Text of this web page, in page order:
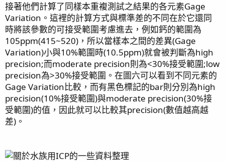
接著他們計算了同樣本重複測試之結果的各元素Gage
Variation。這裡的計算方式與標準差的不同在於它還同
時將該參數的可接受範圍考慮進去，例如鈣的範圍為
105ppm(415~520)，所以當樣本之間的差異(Gage
Variation)小與10%範圍時(10.5ppm)就會被判斷為high
precision;而moderate precision則為<30%接受範圍;low
precision為>30%接受範圍。在圖六可以看到不同元素的
Gage Variation比較，而有黑色標記的bar則分別為high
precision(10%接受範圍)與moderate precision(30%接
受範圍)的值，因此就可以比較其precision(數值越高越
差)。